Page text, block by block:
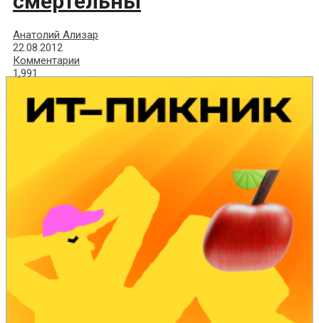
Анатолий Ализар
22.08.2012
Комментарии
1,991